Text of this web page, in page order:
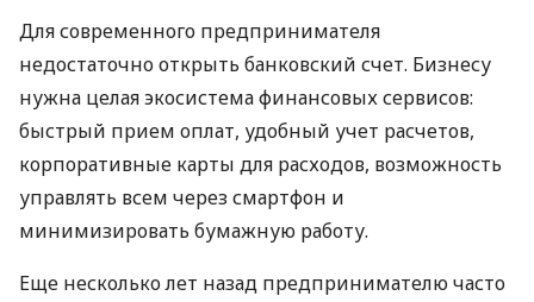
Для современного предпринимателя
недостаточно открыть банковский счет. Бизнесу
нужна целая экосистема финансовых сервисов:
быстрый прием оплат, удобный учет расчетов,
корпоративные карты для расходов, возможность
управлять всем через смартфон и
минимизировать бумажную работу.
Еще несколько лет назад предпринимателю часто